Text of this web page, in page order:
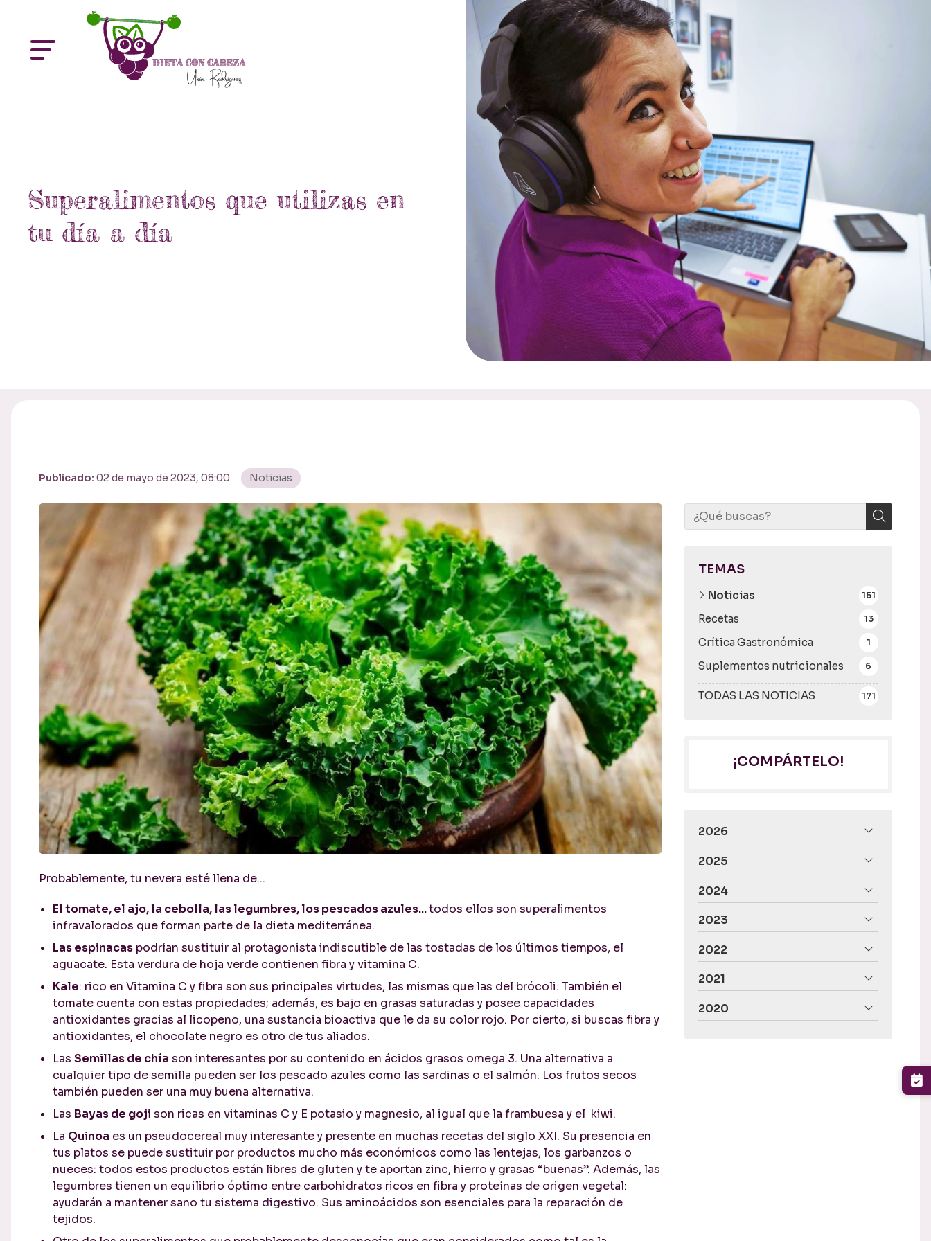
Superalimentos que utilizas en
tu día a día
Publicado: 02 de mayo de 2023, 08:00 Noticias
TEMAS
TODAS LAS NOTICIAS 171
Noticias 151
Recetas 13
Crítica Gastronómica 1
Suplementos nutricionales 6
Probablemente, tu nevera esté llena de...
El tomate, el ajo, la cebolla, las legumbres, los pescados azules...todos ellos son superalimentos
infravalorados que forman parte de la dieta mediterránea.
Las espinacas podrían sustituir al protagonista indiscutible de las tostadas de los últimos tiempos, el
aguacate. Esta verdura de hoja verde contienen fibra y vitamina C.
Kale: rico en Vitamina C y fibra son sus principales virtudes, las mismas que las del brócoli. También el
tomate cuenta con estas propiedades; además, es bajo en grasas saturadas y posee capacidades
antioxidantes gracias al licopeno, una sustancia bioactiva que le da su color rojo. Por cierto, si buscas fibra y
antioxidantes, el chocolate negro es otro de tus aliados.
LasSemillas de chía son interesantes por su contenido en ácidos grasos omega 3. Una alternativa a
cualquier tipo de semilla pueden ser los pescado azules como las sardinas o el salmón. Los frutos secos
también pueden ser una muy buena alternativa.
Las Bayas de goji son ricas en vitaminas C y E potasio y magnesio, al igual que la frambuesa y el kiwi.
La Quinoa es un pseudocereal muy interesante y presente en muchas recetas del siglo XXI. Su presencia en
tus platos se puede sustituir por productos mucho más económicos como las lentejas, los garbanzos o
nueces: todos estos productos están libres de gluten y te aportan zinc, hierro y grasas “buenas”. Además, las
legumbres tienen un equilibrio óptimo entre carbohidratos ricos en fibra y proteínas de origen vegetal:
ayudarán a mantener sano tu sistema digestivo. Sus aminoácidos son esenciales para la reparación de
tejidos.
¡COMPÁRTELO!
2026
2025
2024
2023
2022
2021
2020